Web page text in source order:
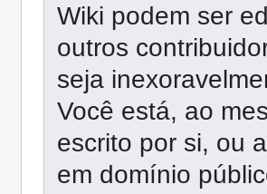
Wiki podem ser
outros
seja
Você está, ao
escrito por si, ou
em domínio